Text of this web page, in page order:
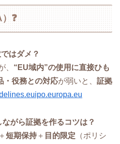
❓
はダメ？
、 “EU域内”の使用に直接ひも
・役務との対応が弱いと、 証拠
がら証拠を作るコツは？
＋短期保持 ＋ 目的限定 （ポリシ